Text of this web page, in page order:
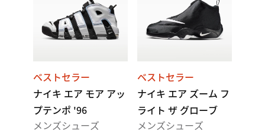
ベストセラー
ナイキ エア モア アッ
プテンポ '96
メンズシューズ
ベストセラー
ナイキ エア ズーム フ
ライト ザ グローブ
メンズシューズ